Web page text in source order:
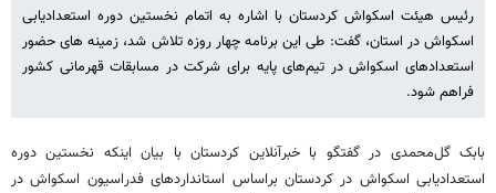
رئیس هیئت اسکواش کردستان با اشاره به اتمام نخستین دوره استعدادیابی
اسکواش در استان، گفت: طی این برنامه چهار روزه تلاش شد، زمینه های حضور
استعدادهای اسکواش در تیم‌های پایه برای شرکت در مسابقات قهرمانی کشور
فراهم شود.
بابک گل‌محمدی در گفتگو با خبرآنلاین کردستان با بیان اینکه نخستین دوره
استعدادیابی اسکواش در کردستان براساس استانداردهای فدراسیون اسکواش در